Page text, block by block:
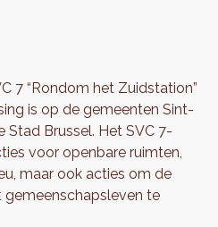
7 “Rondom het Zuidstation”
is op de gemeenten Sint-
Stad Brussel. Het SVC 7-
voor openbare ruimten,
maar ook acties om de
gemeenschapsleven te